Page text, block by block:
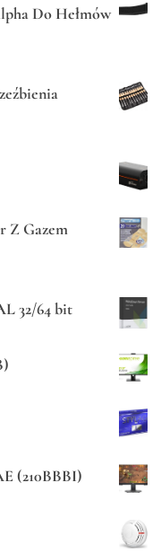
Do Hełmów
Z Gazem
32/64 bit
(210BBBI)